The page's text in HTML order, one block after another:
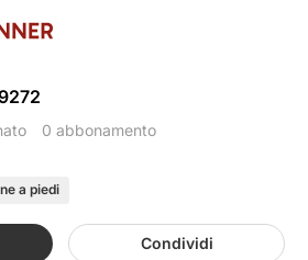
0 abbonamento
a piedi
Condividi